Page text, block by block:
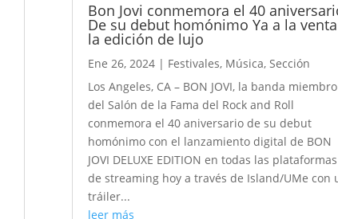
Bon Jovi conmemora el 40
De su debut homónimo Ya a la venta
la edición de lujo
Ene 26, 2024 | Festivales, Música,Sección
Los Angeles, CA – BON JOVI, la banda miembro
del Salón de la Fama del Rock and Roll
conmemora el 40 aniversario de su debut
homónimo con el lanzamiento digital de BON
JOVI DELUXE EDITION en todas las plataformas
de streaming hoy a través de Island/UMe con
tráiler...
leer más